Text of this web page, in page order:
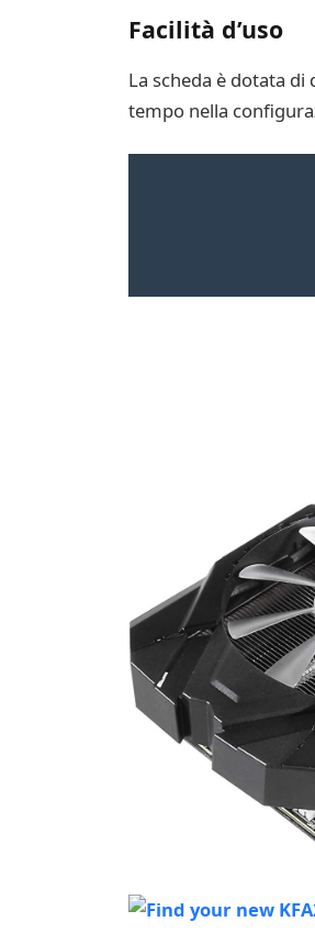
Facilità d’uso
La scheda è dotata di
tempo nella